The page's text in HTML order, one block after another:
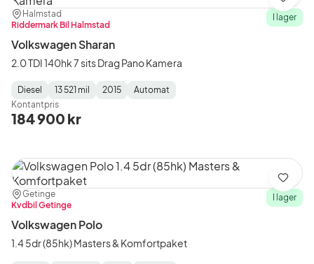
Plats:
Halmstad
Återförsäljare:
Riddermark Bil Halmstad
I lager
Volkswagen Sharan
2.0 TDI 140hk 7 sits Drag Pano Kamera
Fuel
Type:
Diesel
Mätarställning:
13 521 mil
Model
Year:
2015
Gearbox
Type:
Automat
Kontantpris
184 900 kr
Plats:
Getinge
Återförsäljare:
Kvdbil Getinge
I lager
Volkswagen Polo
1.4 5dr (85hk) Masters & Komfortpaket
Spara